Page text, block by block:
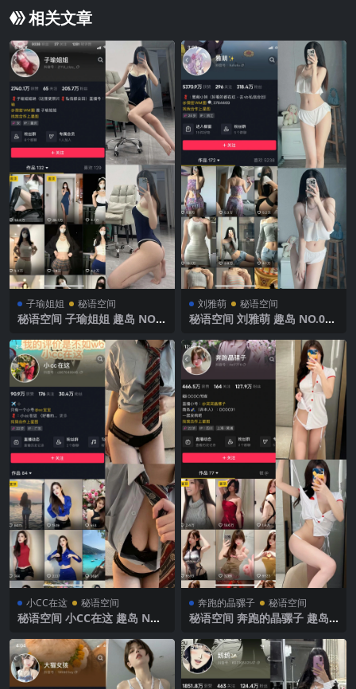
相关文章
子瑜姐姐 秘语空间
秘语空间 子瑜姐姐 趣岛 NO.0
整版
刘雅萌 秘语空间
秘语空间 刘雅萌 趣岛 NO.040
小CC在这 秘语空间
秘语空间 小CC在这 趣岛 NO.
整版
奔跑的晶骡子 秘语空间
秘语空间 奔跑的晶骡子 趣岛
年最新完整版